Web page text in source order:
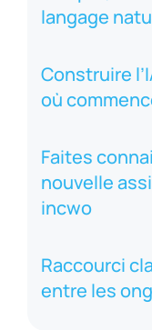
langage
Construire
où
Faites
nouvelle
incwo
Raccourci
entre les